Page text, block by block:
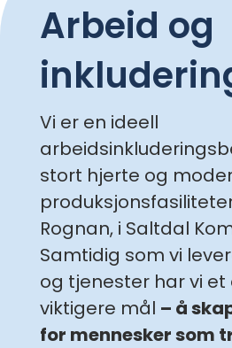
Arbeid og
Vi er en ideell
stort hjerte og
Rognan, i Saltdal
Samtidig som vi
og tjenester har vi et
viktigere mål – å
for mennesker som